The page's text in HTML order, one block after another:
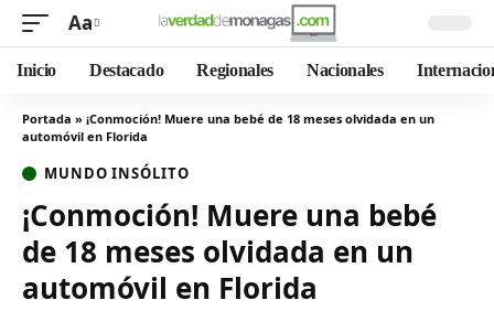
Aa
Inicio Destacado Regionales Nacionales
Portada » ¡Conmoción! Muere una bebé de 18 meses olvidada en un
automóvil en Florida
MUNDO INSÓLITO
¡Conmoción! Muere una bebé
de 18 meses olvidada en un
automóvil en Florida